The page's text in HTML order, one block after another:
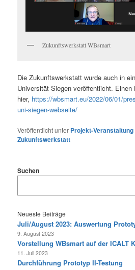
Zukunftswerkstatt WBsmart
Die Zukunftswerkstatt wurde auch in
Universität Siegen veröffentlicht.
hier, https://wbsmart.eu/2022/06/01/
uni-siegen-webseite/
Veröffentlicht unter Projekt-Veranstaltung
Zukunftswerkstatt
Suchen
Neueste Beiträge
Juli/August 2023: Auswertung
9. August 2023
Vorstellung WBsmart auf der ICALT
11. Juli 2023
Durchführung Prototyp II-Testung